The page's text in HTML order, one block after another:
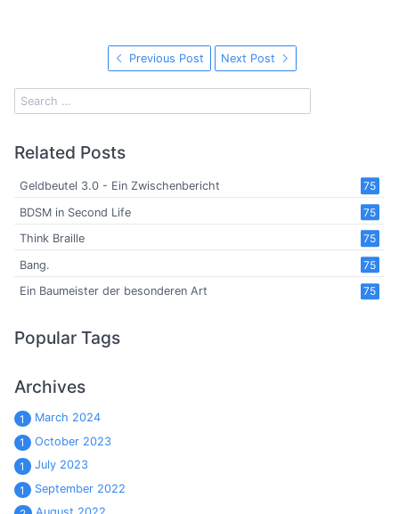
Previous Post Next Post
Related Posts
75
Geldbeutel 3.0 - Ein Zwischenbericht
75
BDSM in Second Life
75
Think Braille
75
Bang.
75
Ein Baumeister der besonderen Art
Popular Tags
Archives
1
March 2024
1
October 2023
1
July 2023
1
September 2022